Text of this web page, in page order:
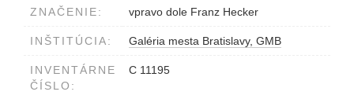
ZNAČENIE: vpravo dole Franz Hecker
INŠTITÚCIA: Galéria mesta Bratislavy, GMB
INVENTÁRNE
ČÍSLO:
C 11195